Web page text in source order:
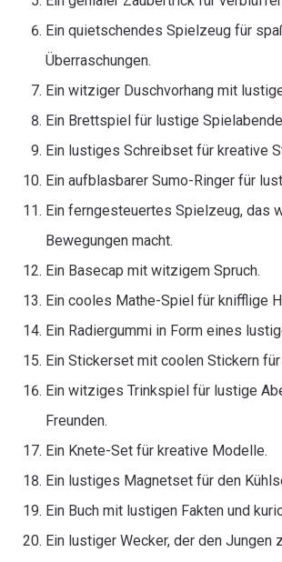
Ein quietschendes Spielzeug für
Überraschungen.
Ein witziger Duschvorhang mit
Ein Brettspiel für lustige
Ein lustiges Schreibset für kreative
Ein aufblasbarer Sumo-Ringer für
Ein ferngesteuertes Spielzeug, das
Bewegungen macht.
Ein Basecap mit witzigem Spruch.
Ein cooles Mathe-Spiel für knifflige
Ein Radiergummi in Form eines
Ein Stickerset mit coolen Stickern
Ein witziges Trinkspiel für lustige
Freunden.
Ein Knete-Set für kreative Modelle.
Ein lustiges Magnetset für den
Ein Buch mit lustigen Fakten und
Ein lustiger Wecker, der den Jungen